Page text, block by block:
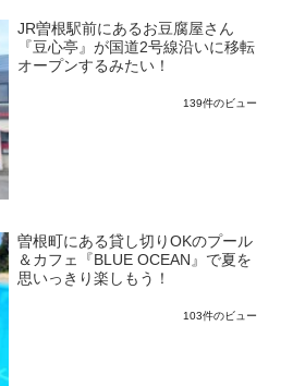
JR曽根駅前にあるお豆腐屋さん
『豆心亭』が国道2号線沿いに移転
オープンするみたい！
139件のビュー
曽根町にある貸し切りOKのプール
＆カフェ『BLUE OCEAN』で夏を
思いっきり楽しもう！
103件のビュー